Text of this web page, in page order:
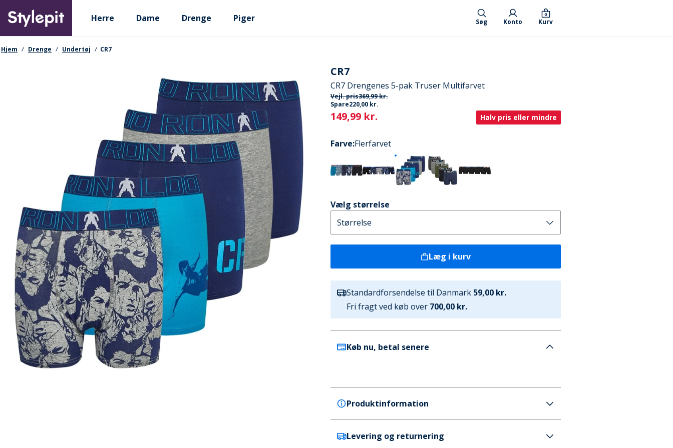
main
content
Primary departments
Herre Dame Drenge Piger Søg Konto Kurv
0
navigationssti
Hjem Drenge Undertøj CR7
CR7
CR7 Drengenes 5-pak Truser Multifarvet
Vejl. pris369,99 kr.
Spare220,00 kr.
Current
149,99 kr. Halv pris eller mindre
Farve:Flerfarvet
Vælg størrelse
Læg i kurv
Standardforsendelse til Danmark 59,00 kr.
Fri fragt ved køb over 700,00 kr.
Køb nu, betal senere
Produktinformation
CR7Levering og returnering